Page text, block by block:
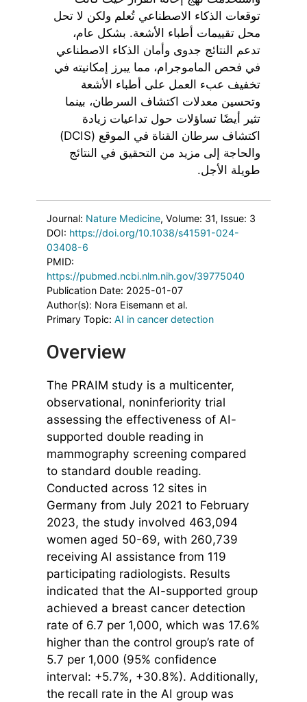
توقعات الذكاء الاصطناعي تُعلم ولكن لا تحل
محل تقييمات أطباء الأشعة. بشكل عام،
تدعم النتائج جدوى وأمان الذكاء الاصطناعي
في فحص الماموجرام، مما يبرز إمكانيته في
تخفيف عبء العمل على أطباء الأشعة
وتحسين معدلات اكتشاف السرطان، بينما
تثير أيضًا تساؤلات حول تداعيات زيادة
اكتشاف سرطان القناة في الموقع (DCIS)
والحاجة إلى مزيد من التحقيق في النتائج
طويلة الأجل.
Journal: Nature Medicine, Volume: 31, Issue: 3
DOI: https://doi.org/10.1038/s41591-024-
03408-6
PMID:
https://pubmed.ncbi.nlm.nih.gov/39775040
Publication Date: 2025-01-07
Author(s): Nora Eisemann et al.
Primary Topic: AI in cancer detection
Overview
The PRAIM study is a multicenter,
observational, noninferiority trial
assessing the effectiveness of AI-
supported double reading in
mammography screening compared
to standard double reading.
Conducted across 12 sites in
Germany from July 2021 to February
2023, the study involved 463,094
women aged 50-69, with 260,739
receiving AI assistance from 119
participating radiologists. Results
indicated that the AI-supported group
achieved a breast cancer detection
rate of 6.7 per 1,000, which was 17.6%
higher than the control group’s rate of
5.7 per 1,000 (95% confidence
interval: +5.7%, +30.8%). Additionally,
the recall rate in the AI group was